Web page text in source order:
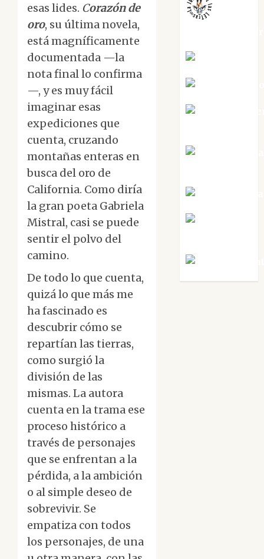
esas lides. Corazón de
oro, su última novela,
está magníficamente
documentada —la
nota final lo confirma
—, y es muy fácil
imaginar esas
expediciones que
cuenta, cruzando
montañas enteras en
busca del oro de
California. Como diría
la gran poeta Gabriela
Mistral, casi se puede
sentir el polvo del
camino.
De todo lo que cuenta,
quizá lo que más me
ha fascinado es
descubrir cómo se
repartían las tierras,
como surgió la
división de las
mismas. La autora
cuenta en la trama ese
proceso histórico a
través de personajes
que se enfrentan a la
pérdida, a la ambición
o al simple deseo de
sobrevivir. Se
empatiza con todos
los personajes, de una